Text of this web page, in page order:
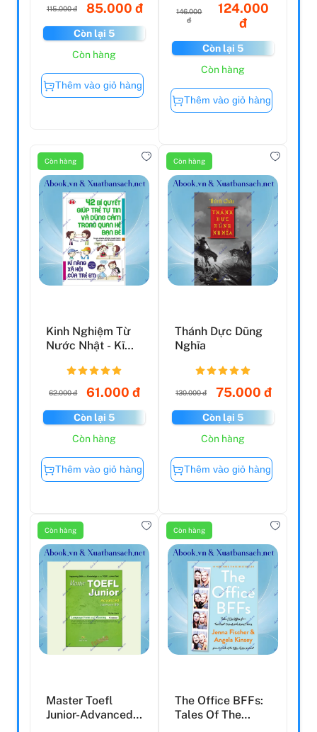
115.000 đ 85.000 đ
Còn lại 5
Còn hàng
Thêm vào giỏ hàng
146.000
đ
124.000
đ
Còn lại 5
Còn hàng
Thêm vào giỏ hàng
Còn hàng
Kinh Nghiệm Từ
Nước Nhật - Kĩ
Trẻ ...
62.000 đ 61.000 đ
Còn lại 5
Còn hàng
Thêm vào giỏ hàng
Còn hàng
Thánh Dực Dũng
Nghĩa
130.000 đ 75.000 đ
Còn lại 5
Còn hàng
Thêm vào giỏ hàng
Còn hàng
Master Toefl
Junior-Advanced
Còn hàng
The Office BFFs:
Tales Of The